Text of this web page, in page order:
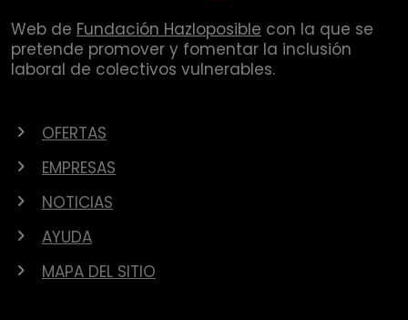
Web de Fundación Hazloposible con la que se
pretende promover y fomentar la inclusión
laboral de colectivos vulnerables.
OFERTAS
EMPRESAS
NOTICIAS
AYUDA
MAPA DEL SITIO